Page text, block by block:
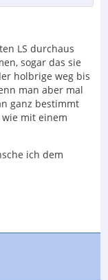
LS durchaus
sogar das sie
holbrige weg bis
man aber mal
ganz bestimmt
mit einem
ich dem